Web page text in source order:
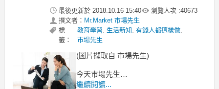
最後更新於 2018.10.16 15:40 瀏覽人次 :40673
撰文者： Mr.Market 市場先生
標
籤：
教育學習, 生活新知 , 有錢人都這樣做,
市場先生
(圖片擷取自 市場先生)
今天市場先生
要和大家分享一本書《一週工作4小時》
繼續閱讀...